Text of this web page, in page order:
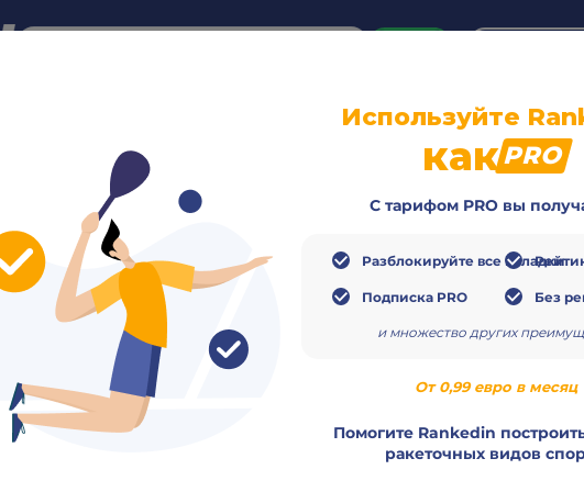
Матчи Игроки
video
Используйте
какPRO
С тарифом PRO вы
Разблокируйте все вкладки
Подписка PRO Без
и множество других
От 0,99 евро в месяц
Помогите Rankedin
ракеточных видов